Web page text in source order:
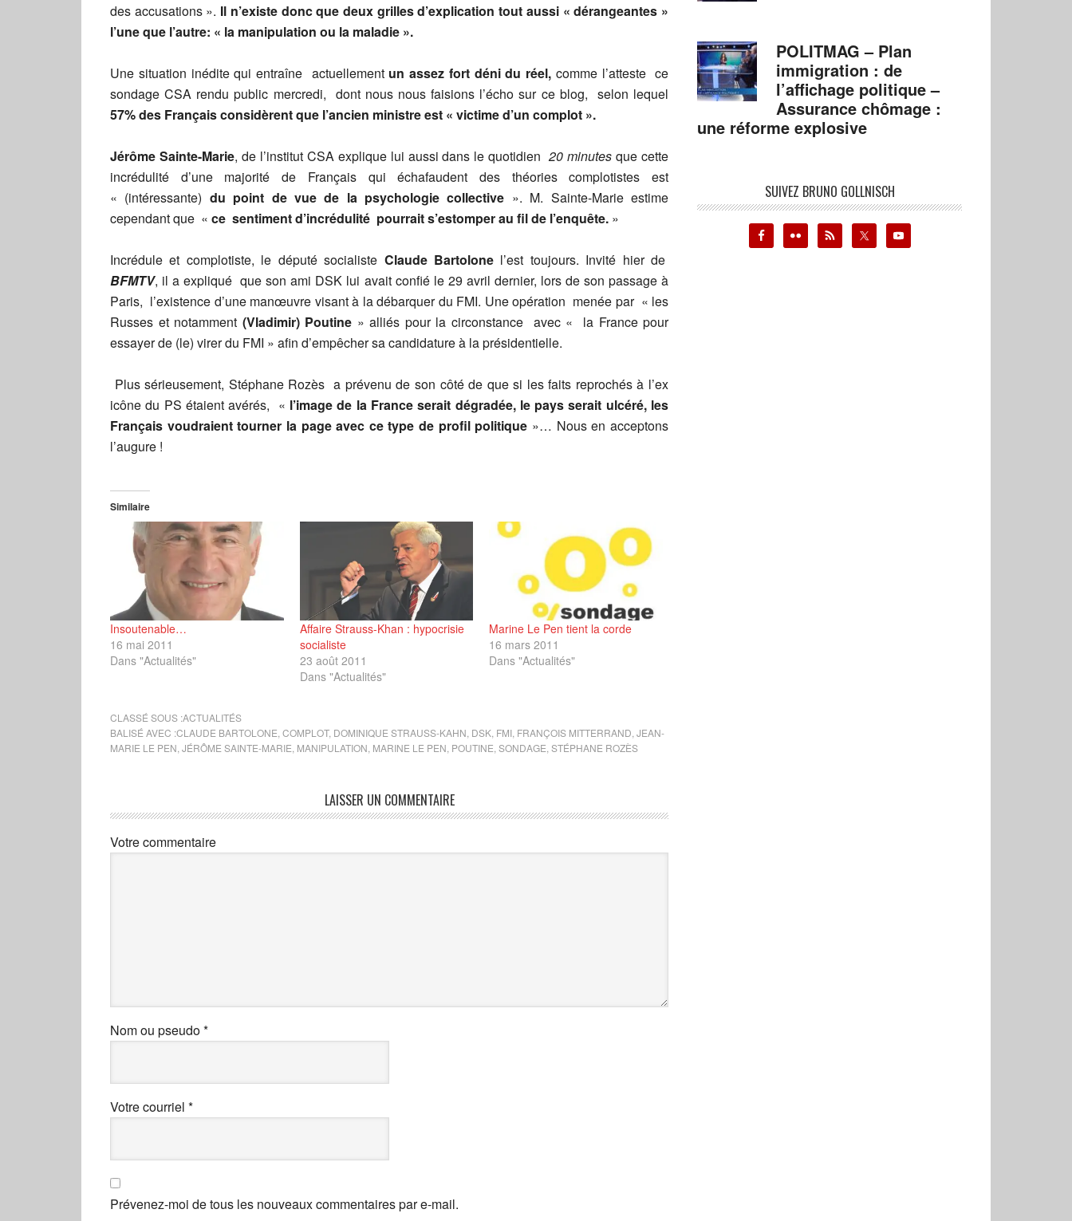
des accusations ». Il n’existe donc que deux grilles d’explication tout aussi « dérangeantes »
l’une que l’autre: « la manipulation ou la maladie ».
Une situation inédite qui entraîne actuellement un assez fort déni du réel, comme l’atteste ce
sondage CSA rendu public mercredi, dont nous nous faisions l’écho sur ce blog, selon lequel
57% des Français considèrent que l’ancien ministre est « victime d’un complot ».
Jérôme Sainte-Marie, de l’institut CSA explique lui aussi dans le quotidien20 minutes que cette
incrédulité d’une majorité de Français qui échafaudent des théories complotistes est
« (intéressante) du point de vue de la psychologie collective ». M. Sainte-Marie estime
cependant que « ce sentiment d’incrédulité pourrait s’estomper au fil de l’enquête. »
Incrédule et complotiste, le député socialiste Claude Bartolonel’est toujours. Invité hier de
BFMTV, il a expliqué que son ami DSK lui avait confié le 29 avril dernier, lors de son passage à
Paris, l’existence d’une manœuvre visant à la débarquer du FMI. Une opération menée par « les
Russes et notamment (Vladimir) Poutine » alliés pour la circonstance avec « la France pour
essayer de (le) virer du FMI » afin d’empêcher sa candidature à la présidentielle.
Plus sérieusement, Stéphane Rozès a prévenu de son côté de que si les faits reprochés à l’ex
icône du PS étaient avérés, « l’image de la France serait dégradée, le pays serait ulcéré, les
Français voudraient tourner la page avec ce type de profil politique »… Nous en acceptons
l’augure !
Similaire
Insoutenable…
16 mai 2011
Dans "Actualités"
Affaire Strauss-Khan : hypocrisie
socialiste
23 août 2011
Dans "Actualités"
Marine Le Pen tient la corde
16 mars 2011
Dans "Actualités"
CLASSÉ SOUS :ACTUALITÉS
BALISÉ AVEC :CLAUDE BARTOLONE COMPLOT, DOMINIQUE STRAUSS-KAHN DSK FMI FRANÇOIS MITTERRAND JEAN-
MARIE LE PEN JÉRÔME SAINTE-MARIE MANIPULATION MARINE LE PEN POUTINE SONDAGE STÉPHANE ROZÈS
LAISSER UN COMMENTAIRE
Votre commentaire
Nom ou pseudo*
Votre courriel *
Prévenez-moi de tous les nouveaux commentaires par e-mail.
POLITMAG – Plan
immigration : de
l’affichage politique –
Assurance chômage :
une réforme explosive
SUIVEZ BRUNO GOLLNISCH